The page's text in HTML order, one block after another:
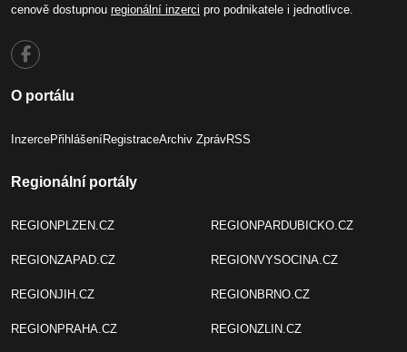
cenově dostupnou regionální inzerci pro podnikatele i jednotlivce.
O portálu
InzercePřihlášeníRegistraceArchiv ZprávRSS
Regionální portály
REGIONPLZEN.CZ
REGIONZAPAD.CZ
REGIONJIH.CZ
REGIONPRAHA.CZ
REGIONPARDUBICKO.CZ
REGIONVYSOCINA.CZ
REGIONBRNO.CZ
REGIONZLIN.CZ